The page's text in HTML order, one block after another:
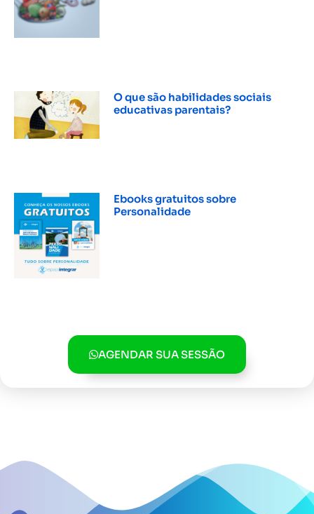
O que são habilidades sociais
educativas parentais?
Ebooks gratuitos sobre
Personalidade
AGENDAR SUA SESSÃO